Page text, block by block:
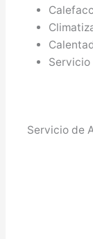
Servicio
Servicio de